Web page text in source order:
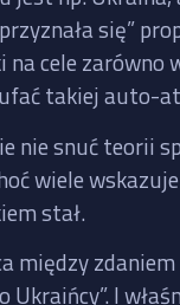
się”
cele zarówno
takiej auto-
nie snuć teorii
wiele
stał.
zdaniem
Ukraińcy”. I